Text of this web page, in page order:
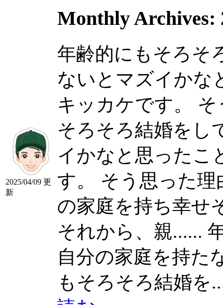
2025/04/09 更
新
Monthly Archives:
年齢的にもそろそ
ないとマズイかな
キッカケです。
そろそろ結婚をし
イかなと思ったこ
す。 そう思った
の家庭を持ち幸せ
それから、親......
自分の家庭を持た
もそろそろ結婚を